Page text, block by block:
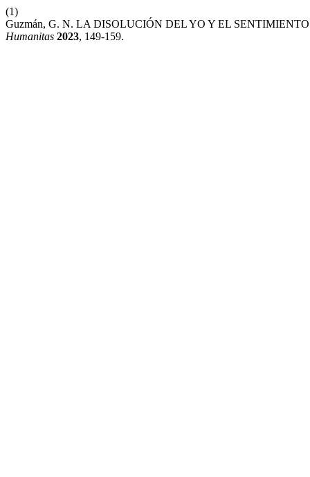
(1)
Guzmán, G. N. LA DISOLUCIÓN DEL YO Y EL SENTIMIENTO
Humanitas 2023, 149-159.